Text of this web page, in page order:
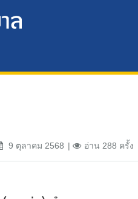
9 ตุลาคม 2568 อ่าน 288 ครั้ง